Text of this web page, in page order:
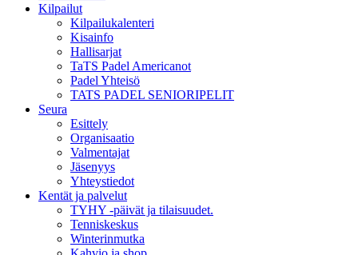
Kilpailut
Kilpailukalenteri
Kisainfo
Hallisarjat
TaTS Padel Americanot
Padel Yhteisö
TATS PADEL SENIORIPELIT
Seura
Esittely
Organisaatio
Valmentajat
Jäsenyys
Yhteystiedot
Kentät ja palvelut
TYHY -päivät ja tilaisuudet.
Tenniskeskus
Winterinmutka